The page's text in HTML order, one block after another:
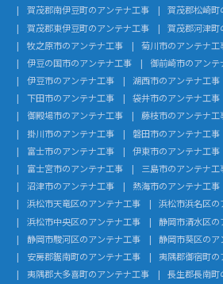
賀茂郡南伊豆町のアンテナ工事
賀茂郡松崎
賀茂郡東伊豆町のアンテナ工事
賀茂郡河津
牧之原市のアンテナ工事
菊川市のアンテナ工
伊豆の国市のアンテナ工事
御前崎市のアンテ
伊豆市のアンテナ工事
湖西市のアンテナ工事
下田市のアンテナ工事
袋井市のアンテナ工事
御殿場市のアンテナ工事
藤枝市のアンテナ工
掛川市のアンテナ工事
磐田市のアンテナ工事
富士市のアンテナ工事
伊東市のアンテナ工事
富士宮市のアンテナ工事
三島市のアンテナ工
沼津市のアンテナ工事
熱海市のアンテナ工事
浜松市天竜区のアンテナ工事
浜松市浜名区
浜松市中央区のアンテナ工事
静岡市清水区
静岡市駿河区のアンテナ工事
静岡市葵区のア
安房郡鋸南町のアンテナ工事
夷隅郡御宿町
夷隅郡大多喜町のアンテナ工事
長生郡長南